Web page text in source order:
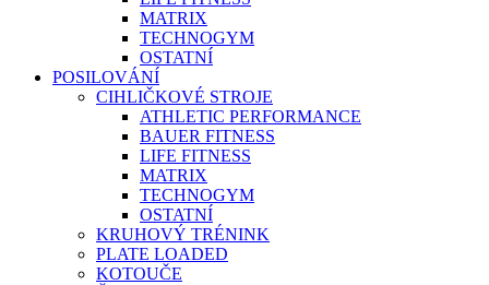
MATRIX
TECHNOGYM
OSTATNÍ
POSILOVÁNÍ
CIHLIČKOVÉ STROJE
ATHLETIC PERFORMANCE
BAUER FITNESS
LIFE FITNESS
MATRIX
TECHNOGYM
OSTATNÍ
KRUHOVÝ TRÉNINK
PLATE LOADED
KOTOUČE